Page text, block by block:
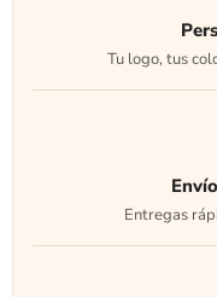
Tu logo, tus
Entregas